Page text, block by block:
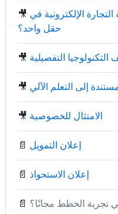
🎥 الإلكترونية في
حقل واحد؟
🎥 التفصيلية
🎥 إلى التعلم الآلي
🎥 الامتثال للخصوصية
📄 إعلان التمويل
📄 إعلان الاستحواذ
📄 تجربة الخطط مجانًا؟